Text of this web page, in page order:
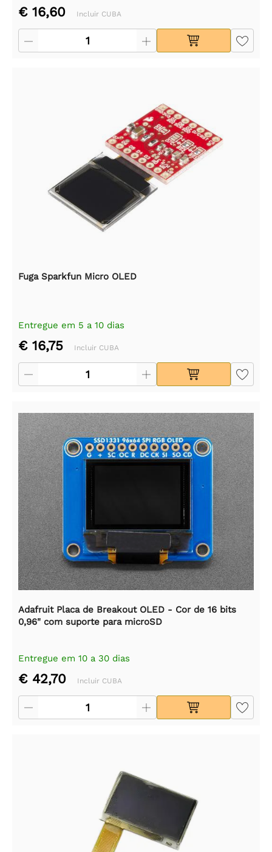
€ 16,60 Incluir CUBA
Fuga Sparkfun Micro OLED
Entregue em 5 a 10 dias
€ 16,75 Incluir CUBA
Adafruit Placa de Breakout OLED - Cor de 16 bits
0,96" com suporte para microSD
Entregue em 10 a 30 dias
€ 42,70 Incluir CUBA